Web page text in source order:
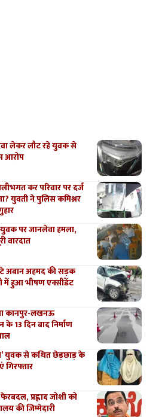
लेकर लौट रहे युवक से
आरोप
कर परिवार पर दर्ज
युवती ने पुलिस कमिश्नर
पर जानलेवा हमला,
वारदात
अबान अहमद की सड़क
में हुआ भीषण एक्सीडेंट
कानपुर-लखनऊ
13 दिन बाद निर्माण
युवक से कथित छेड़छाड़ के
गिरफ्तार
प्रह्लाद जोशी को
की जिम्मेदारी